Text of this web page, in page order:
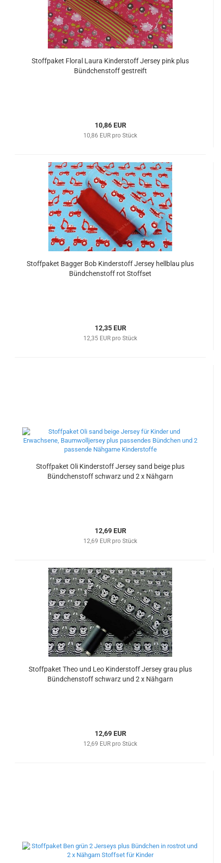
Stoffpaket Floral Laura Kinderstoff Jersey pink plus
Bündchenstoff gestreift
10,86 EUR
10,86 EUR pro Stück
Stoffpaket Bagger Bob Kinderstoff Jersey hellblau plus
Bündchenstoff rot Stoffset
12,35 EUR
12,35 EUR pro Stück
Stoffpaket Oli Kinderstoff Jersey sand beige plus
Bündchenstoff schwarz und 2 x Nähgarn
12,69 EUR
12,69 EUR pro Stück
Stoffpaket Theo und Leo Kinderstoff Jersey grau plus
Bündchenstoff schwarz und 2 x Nähgarn
12,69 EUR
12,69 EUR pro Stück